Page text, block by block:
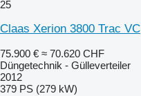
25
Claas Xerion 3800 Trac VC
75.900 € ≈ 70.620 CHF
Düngetechnik - Gülleverteiler
2012
379 PS (279 kW)